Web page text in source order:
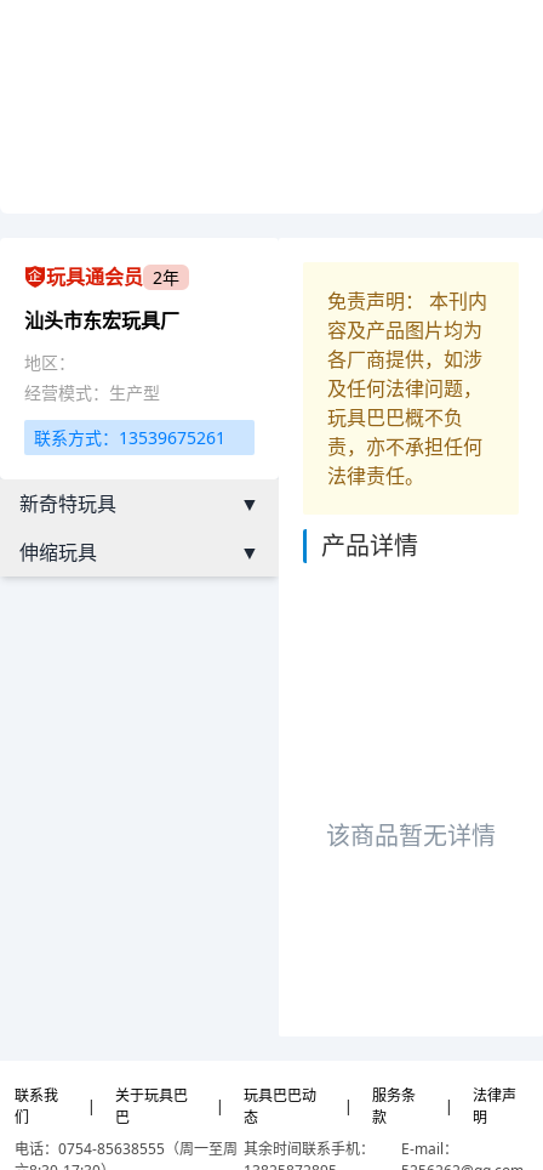
玩具通会员 2年
汕头市东宏玩具厂
地区：
经营模式：生产型
联系方式：13539675261
新奇特玩具
▼
伸缩玩具
▼
免责声明： 本刊内
容及产品图片均为
各厂商提供，如涉
及任何法律问题，
玩具巴巴概不负
责，亦不承担任何
法律责任。
产品详情
该商品暂无详情
联系我
们
|
关于玩具巴
巴
|
玩具巴巴动
态
|
服务条
款
|
法律声
明
电话：0754-85638555（周一至周 其余时间联系手机：
E-mail：